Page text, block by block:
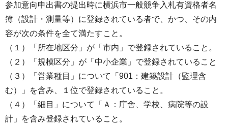
参加意向申出書の提出時に横浜市一般競争入札有資格者名
簿（設計・測量等）に登録されている者で、かつ、その内
容が次の条件を全て満たすこと。
（１）「所在地区分」が「市内」で登録されていること。
（２）「規模区分」が「中小企業」で登録されていること
（３）「営業種目」について「901：建築設計（監理含
む）」を含み、１位で登録されていること。
（４）「細目」について「Ａ：庁舎、学校、病院等の設
計」を含み登録されていること。